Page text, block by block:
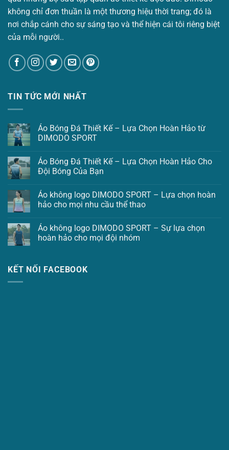
Dimodo Training Flame không chỉ là trang phục – là ngôn
ngữ truyền tải tinh thần thể thao của bạn!
không chỉ đơn thuần là một thương hiệu thời trang; đó là
nơi chắp cánh cho sự sáng tạo và thể hiện cái tôi riêng biệt
của mỗi người..
TIN TỨC MỚI NHẤT
Áo Bóng Đá Thiết Kế – Lựa Chọn Hoàn Hảo từ
DIMODO SPORT
Áo Bóng Đá Thiết Kế – Lựa Chọn Hoàn Hảo Cho
Đội Bóng Của Bạn
Áo không logo DIMODO SPORT – Lựa chọn hoàn
hảo cho mọi nhu cầu thể thao
Áo không logo DIMODO SPORT – Sự lựa chọn
hoàn hảo cho mọi đội nhóm
KẾT NỐI FACEBOOK